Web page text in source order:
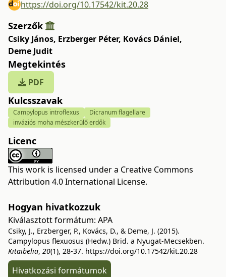
https://doi.org/10.17542/kit.20.28
Szerzők
Csiky János, Erzberger Péter, Kovács Dániel,
Deme Judit
Megtekintés
PDF
Kulcsszavak
Campylopus introflexus
Dicranum flagellare
inváziós moha mészkerülő erdők
Licenc
This work is licensed under a Creative Commons
Attribution 4.0 International License.
Hogyan hivatkozzuk
Kiválasztott formátum: APA
Csiky, J., Erzberger, P., Kovács, D., & Deme, J. (2015).
Campylopus flexuosus (Hedw.) Brid. a Nyugat-Mecsekben.
Kitaibelia, 20(1), 28-37. https://doi.org/10.17542/kit.20.28
Hivatkozási formátumok